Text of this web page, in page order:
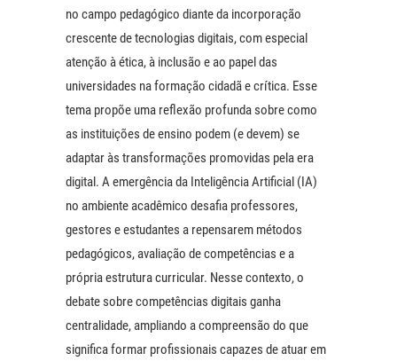
no campo pedagógico diante da incorporação
crescente de tecnologias digitais, com especial
atenção à ética, à inclusão e ao papel das
universidades na formação cidadã e crítica. Esse
tema propõe uma reflexão profunda sobre como
as instituições de ensino podem (e devem) se
adaptar às transformações promovidas pela era
digital. A emergência da Inteligência Artificial (IA)
no ambiente acadêmico desafia professores,
gestores e estudantes a repensarem métodos
pedagógicos, avaliação de competências e a
própria estrutura curricular. Nesse contexto, o
debate sobre competências digitais ganha
centralidade, ampliando a compreensão do que
significa formar profissionais capazes de atuar em